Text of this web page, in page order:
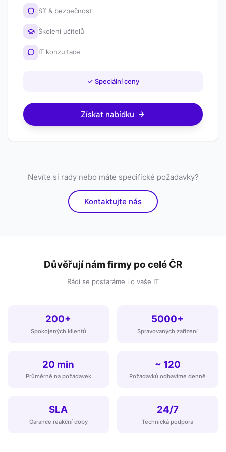
Síť & bezpečnost
Školení učitelů
IT konzultace
✓ Speciální ceny
Získat nabídku
Nevíte si rady nebo máte specifické požadavky?
Kontaktujte nás
Důvěřují nám firmy po celé ČR
Rádi se postaráme i o vaše IT
200+
Spokojených klientů
5000+
Spravovaných zařízení
20 min
Průměrně na požadavek
~ 120
Požadavků odbavíme denně
SLA
Garance reakční doby
24/7
Technická podpora